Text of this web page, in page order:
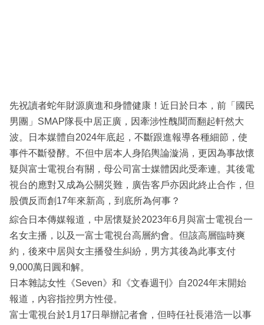
區
先祝讀者蛇年財源廣進和身體健康！近日於日本，前「國民
男團」SMAP隊長中居正廣，因牽涉性醜聞而翻起軒然大
波。日本媒體自2024年底起，不斷跟進報導各種細節，使
事件不斷發酵。不但中居本人身陷輿論漩渦，更因為事故懷
疑與富士電視台有關，母公司富士媒體因此受牽連。其後電
視台的應對又成為公關災難，廣告客戶亦因此終止合作，但
股價反而創17年來新高，到底所為何事？
綜合日本傳媒報道，中居懷疑於2023年6月與富士電視台一
名女主播，以及一富士電視台高層約會。但該高層臨時爽
約，後來中居與女主播發生糾紛，男方其後為此事支付
9,000萬日圓和解。
日本雜誌女性《Seven》和《文春週刊》自2024年末開始
報道，內容指控男方性侵。
富士電視台於1月17日舉辦記者會，但時任社長港浩一以事